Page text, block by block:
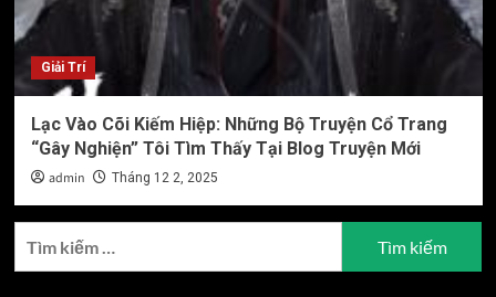
Giải Trí
Lạc Vào Cõi Kiếm Hiệp: Những Bộ Truyện Cổ Trang
“Gây Nghiện” Tôi Tìm Thấy Tại Blog Truyện Mới
admin Tháng 12 2, 2025